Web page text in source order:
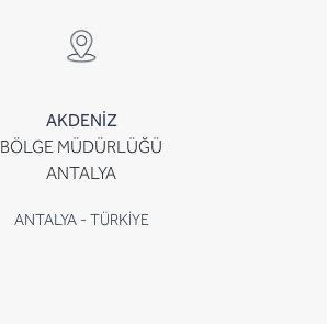
AKDENİZ
BÖLGE MÜDÜRLÜĞÜ
ANTALYA
ANTALYA - TÜRKİYE